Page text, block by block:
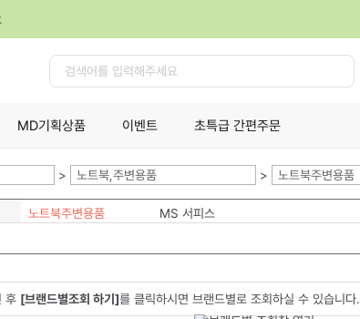
MD기획상품 이벤트 초특급 간편주문
> 노트북,주변용품 > 노트북주변용품
노트북주변용품
MS 서피스
후 [브랜드별조회 하기]를 클릭하시면 브랜드별로 조회하실 수 있습니다.